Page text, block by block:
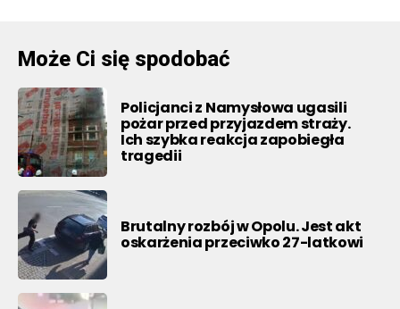
Może Ci się spodobać
Policjanci z Namysłowa ugasili
pożar przed przyjazdem straży.
Ich szybka reakcja zapobiegła
tragedii
Brutalny rozbój w Opolu. Jest akt
oskarżenia przeciwko 27-latkowi